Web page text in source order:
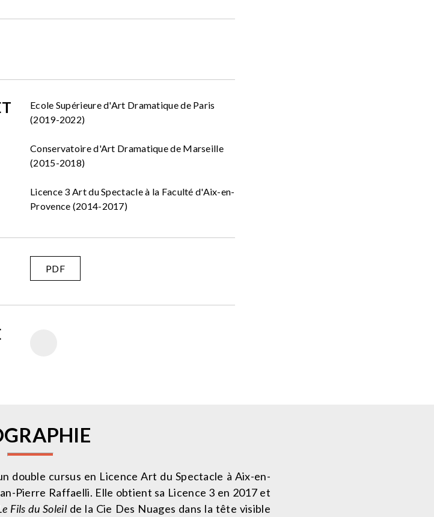
Ecole Supérieure d'Art Dramatique de Paris
(2019-2022)
Conservatoire d'Art Dramatique de Marseille
(2015-2018)
Licence 3 Art du Spectacle à la Faculté d'Aix-en-
Provence (2014-2017)
PDF
double cursus en Licence Art du Spectacle à Aix-en-
Pierre Raffaelli. Elle obtient sa Licence 3 en 2017 et
Fils du Soleilde la Cie Des Nuages dans la tête visible